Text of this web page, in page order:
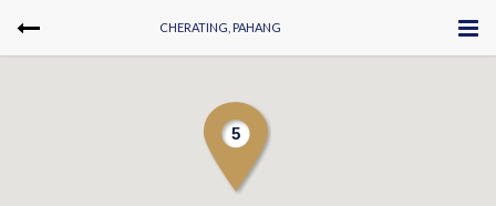
CHERATING, PAHANG
5